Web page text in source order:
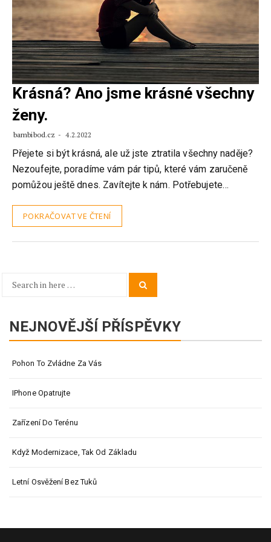
Krásná? Ano jsme krásné všechny
ženy.
bambibod.cz 4.2.2022
Přejete si být krásná, ale už jste ztratila všechny naděje?
Nezoufejte, poradíme vám pár tipů, které vám zaručeně
pomůžou ještě dnes. Zavítejte k nám. Potřebujete…
POKRAČOVAT VE ČTENÍ
Search
NEJNOVĚJŠÍ PŘÍSPĚVKY
Pohon To Zvládne Za Vás
IPhone Opatrujte
Zařízení Do Terénu
Když Modernizace, Tak Od Základu
Letní Osvěžení Bez Tuků